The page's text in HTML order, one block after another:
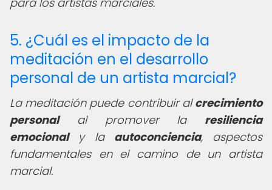
5. ¿Cuál es el impacto de la
meditación en el desarrollo
personal de un artista marcial?
La meditación puede contribuir alcrecimiento
personalal promover la resiliencia
emocionaly la autoconciencia, aspectos
fundamentales en el camino de un artista
marcial.